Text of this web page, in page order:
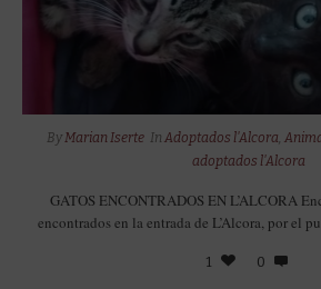
By Marian Iserte In Adoptados l'Alcora
adoptados l'Alcora
GATOS ENCONTRADOS EN L’ALCORA
encontrados en la entrada de L’Alcora, por el
1 0